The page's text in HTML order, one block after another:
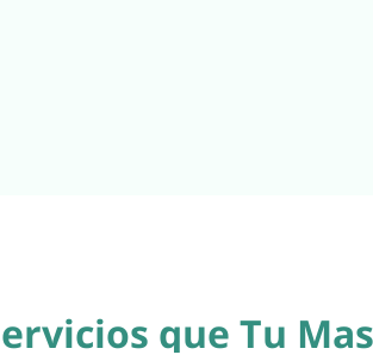
que Tu